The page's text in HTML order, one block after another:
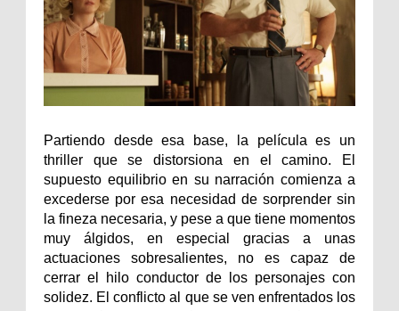
Partiendo desde esa base, la película es un
thriller que se distorsiona en el camino. El
supuesto equilibrio en su narración comienza a
excederse por esa necesidad de sorprender sin
la fineza necesaria, y pese a que tiene momentos
muy álgidos, en especial gracias a unas
actuaciones sobresalientes, no es capaz de
cerrar el hilo conductor de los personajes con
solidez. El conflicto al que se ven enfrentados los